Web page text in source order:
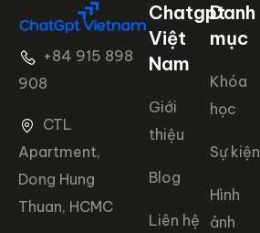
+84 915 898
908
CTL
Apartment,
Dong Hung
Thuan, HCMC
Chatgpt
Việt
Nam
Giới
thiệu
Blog
Liên hệ
Danh
mục
Khóa
học
Sự kiện
Hình
ảnh